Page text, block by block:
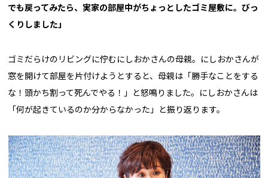
でも戻ってみたら、実家の部屋中がちょっとしたゴミ屋敷に。びっ
くりしました」
ゴミだらけのリビングに佇むにしおかさんの母親。にしおかさんが
窓を開けて部屋を片付けようとすると、母親は「勝手なことをする
な！頭かち割って死んでやる！」と怒鳴りました。にしおかさんは
「何が起きているのか分からなかった」と振り返ります。